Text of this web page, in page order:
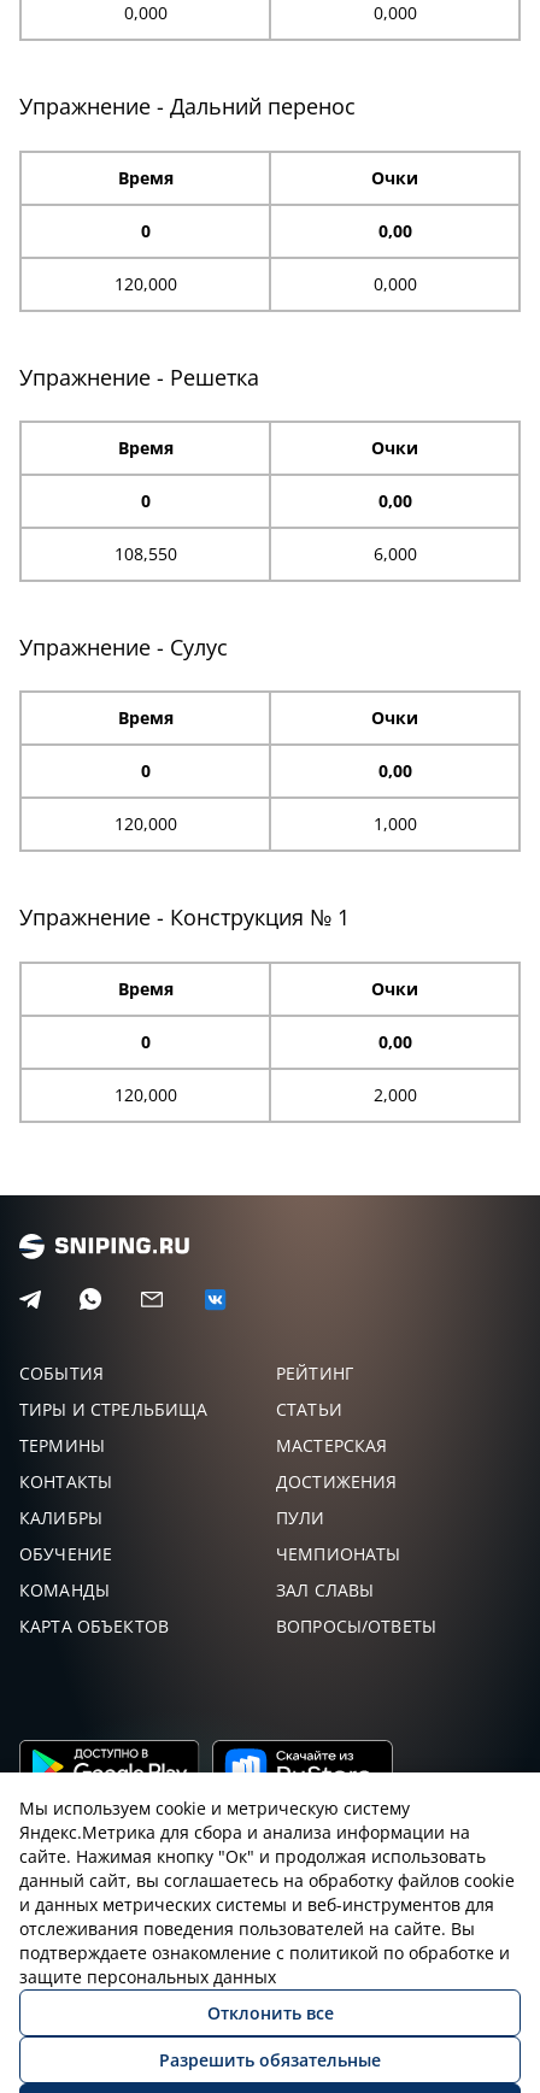
0,000 0,000
Упражнение - Дальний перенос
Время Очки
0 0,00
120,000 0,000
Упражнение - Решетка
Время Очки
0 0,00
108,550 6,000
Упражнение - Сулус
Время Очки
0 0,00
120,000 1,000
Упражнение - Конструкция № 1
Время Очки
0 0,00
120,000 2,000
СОБЫТИЯ
РЕЙТИНГ
ТИРЫ И СТРЕЛЬБИЩА
СТАТЬИ
ТЕРМИНЫ
МАСТЕРСКАЯ
КОНТАКТЫ
ДОСТИЖЕНИЯ
КАЛИБРЫ
ПУЛИ
ОБУЧЕНИЕ
ЧЕМПИОНАТЫ
КОМАНДЫ
ЗАЛ СЛАВЫ
КАРТА ОБЪЕКТОВ
ВОПРОСЫ/ОТВЕТЫ
Пользовательское соглашение с sniping.ru
Правила снайпинга Закон об оружии
Политика конфиденциальности
Мы используем cookie и метрическую систему
Яндекс.Метрика для сбора и анализа информации на
сайте. Нажимая кнопку "Ок" и продолжая использовать
данный сайт, вы соглашаетесь на обработку файлов cookie
и данных метрических системы и веб-инструментов для
отслеживания поведения пользователей на сайте. Вы
подтверждаете ознакомление с политикой по обработке и
защите персональных данных
Отклонить все
Разрешить обязательные